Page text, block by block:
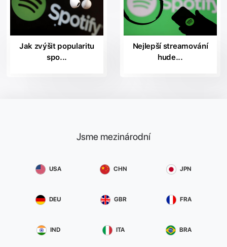
Jak zvýšit popularitu
spo...
Nejlepší streamování
hude...
Jsme mezinárodní
USA CHN JPN
DEU GBR FRA
IND ITA BRA